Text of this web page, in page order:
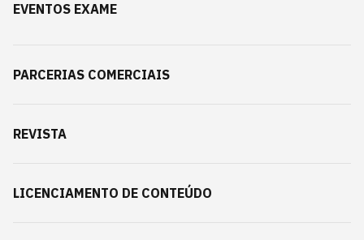
EVENTOS EXAME
PARCERIAS COMERCIAIS
REVISTA
LICENCIAMENTO DE CONTEÚDO